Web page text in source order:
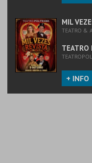
MIL
TEATRO &
TEATRO
+ INFO